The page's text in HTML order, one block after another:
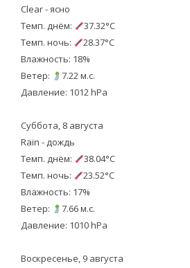
Clear - ясно
Темп. днём:
37.32°C
Темп. ночь:
28.37°C
Влажность: 18%
Ветер:
7.22 м.с.
Давление: 1012 hPa
Суббота, 8 августа
Rain - дождь
Темп. днём:
38.04°C
Темп. ночь:
23.52°C
Влажность: 17%
Ветер:
7.66 м.с.
Давление: 1010 hPa
Воскресенье, 9 августа